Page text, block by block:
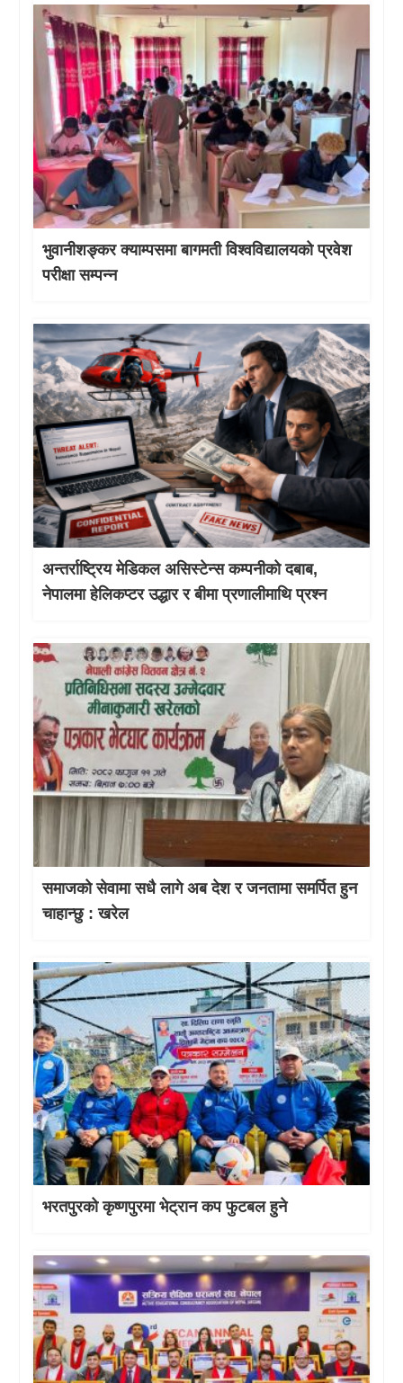
भुवानीशङ्कर क्याम्पसमा बागमती विश्वविद्यालयको प्रवेश
परीक्षा सम्पन्न
अन्तर्राष्ट्रिय मेडिकल असिस्टेन्स कम्पनीको दबाब,
नेपालमा हेलिकप्टर उद्धार र बीमा प्रणालीमाथि प्रश्न
समाजको सेवामा सधै लागे अब देश र जनतामा समर्पित हुन
चाहान्छु : खरेल
भरतपुरको कृष्णपुरमा भेट्रान कप फुटबल हुने